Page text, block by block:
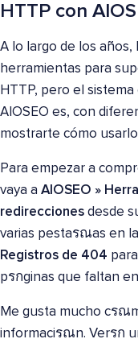
HTTP con
A lo largo de los
herramientas para
HTTP, pero el
AIOSEO es, con
mostrarte cómo
Para empezar a
vaya a AIOSEO »
redirecciones desde
varias pestaรณas en
Registros de 404
pรกginas que faltan
Me gusta mucho cรณ
informaciรณn. Verรก